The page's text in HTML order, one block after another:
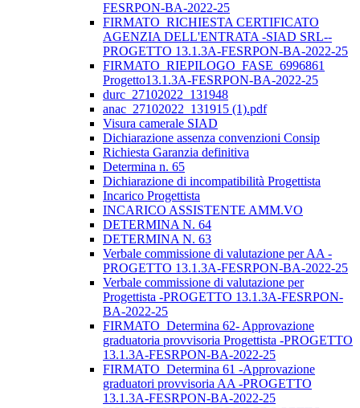
FESRPON-BA-2022-25
FIRMATO_RICHIESTA CERTIFICATO
AGENZIA DELL'ENTRATA -SIAD SRL--
PROGETTO 13.1.3A-FESRPON-BA-2022-25
FIRMATO_RIEPILOGO_FASE_6996861
Progetto13.1.3A-FESRPON-BA-2022-25
durc_27102022_131948
anac_27102022_131915 (1).pdf
Visura camerale SIAD
Dichiarazione assenza convenzioni Consip
Richiesta Garanzia definitiva
Determina n. 65
Dichiarazione di incompatibilità Progettista
Incarico Progettista
INCARICO ASSISTENTE AMM.VO
DETERMINA N. 64
DETERMINA N. 63
Verbale commissione di valutazione per AA -
PROGETTO 13.1.3A-FESRPON-BA-2022-25
Verbale commissione di valutazione per
Progettista -PROGETTO 13.1.3A-FESRPON-
BA-2022-25
FIRMATO_Determina 62- Approvazione
graduatoria provvisoria Progettista -PROGETTO
13.1.3A-FESRPON-BA-2022-25
FIRMATO_Determina 61 -Approvazione
graduatori provvisoria AA -PROGETTO
13.1.3A-FESRPON-BA-2022-25